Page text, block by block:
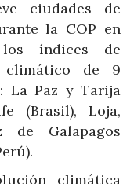
ciudades de
la COP en
los índices de
climático de 9
La Paz y Tarija
(Brasil), Loja,
de Galapagos
climática